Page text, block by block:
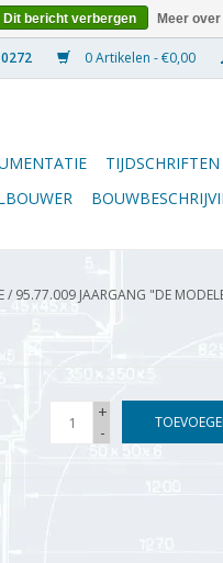
0 Artikelen - €0,00
TIJDSCHRIFTEN
/ 95.77.009 JAARGANG "DE
+
-
Dit bericht verbergen Meer